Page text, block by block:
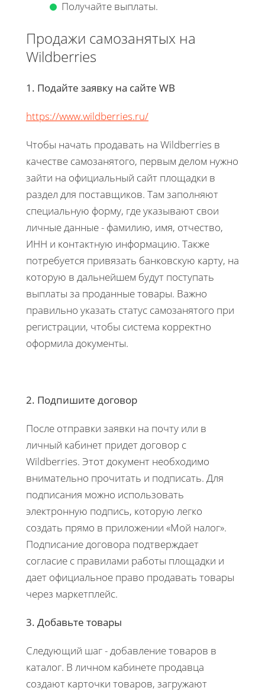
Получайте выплаты.
Продажи самозанятых на
Wildberries
1. Подайте заявку на сайте WB
https://www.wildberries.ru/
Чтобы начать продавать на Wildberries в
качестве самозанятого, первым делом нужно
зайти на официальный сайт площадки в
раздел для поставщиков. Там заполняют
специальную форму, где указывают свои
личные данные - фамилию, имя, отчество,
ИНН и контактную информацию. Также
потребуется привязать банковскую карту, на
которую в дальнейшем будут поступать
выплаты за проданные товары. Важно
правильно указать статус самозанятого при
регистрации, чтобы система корректно
оформила документы.
2. Подпишите договор
После отправки заявки на почту или в
личный кабинет придет договор с
Wildberries. Этот документ необходимо
внимательно прочитать и подписать. Для
подписания можно использовать
электронную подпись, которую легко
создать прямо в приложении «Мой налог».
Подписание договора подтверждает
согласие с правилами работы площадки и
дает официальное право продавать товары
через маркетплейс.
3. Добавьте товары
Следующий шаг - добавление товаров в
каталог. В личном кабинете продавца
создают карточки товаров, загружают